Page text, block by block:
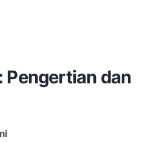
Pengertian dan